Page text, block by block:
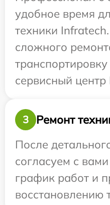
удобное время
техники
сложного
сервисный
3
Ремонт
После
согласуем с
график работ и
восстановлению